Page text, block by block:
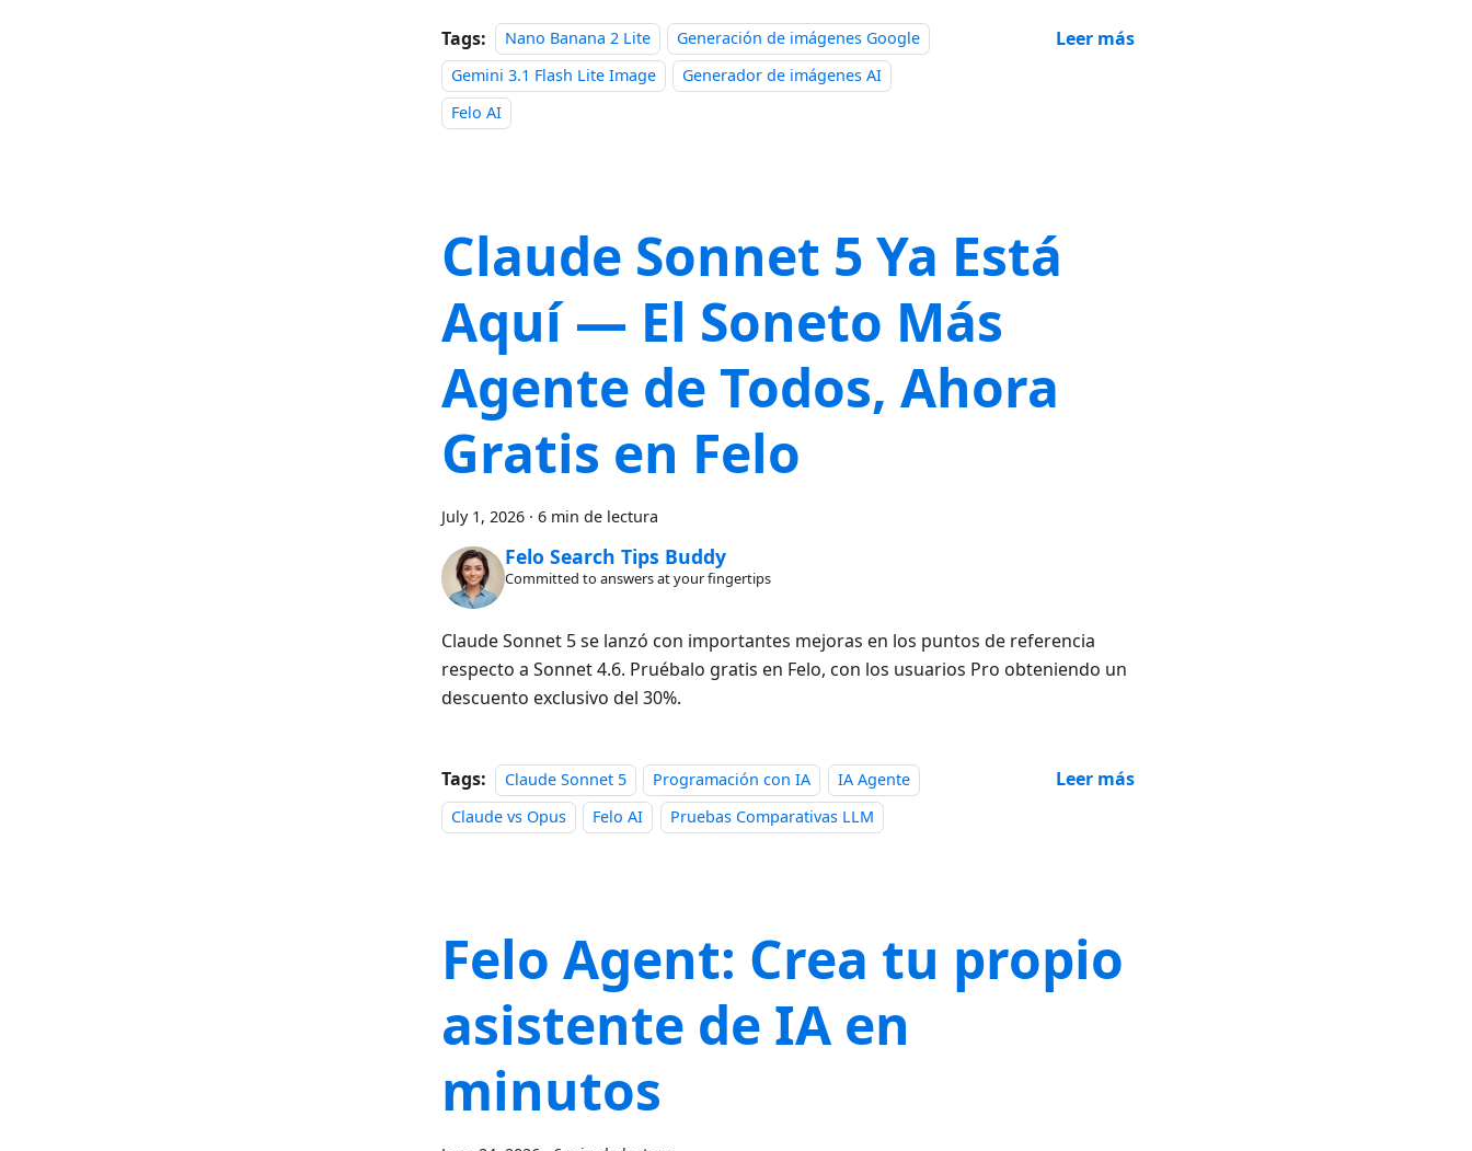
Tags: Nano Banana 2 Lite
Generación de imágenes Google
Gemini 3.1 Flash Lite Image
Generador de imágenes AI
Felo AI
Leer más
Claude Sonnet 5 Ya Está
Aquí — El Soneto Más
Agente de Todos, Ahora
Gratis en Felo
July 1, 2026 · 6 min de lectura
Felo Search Tips Buddy
Committed to answers at your fingertips
Claude Sonnet 5 se lanzó con importantes mejoras en los puntos de referencia
respecto a Sonnet 4.6. Pruébalo gratis en Felo, con los usuarios Pro obteniendo un
descuento exclusivo del 30%.
Tags: Claude Sonnet 5 Programación con IA
IA Agente
Claude vs Opus
Felo AI Pruebas Comparativas LLM
Leer más
Felo Agent: Crea tu propio
asistente de IA en
minutos